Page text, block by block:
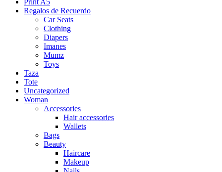
Regalos de Recuerdo
Car Seats
Clothing
Diapers
Imanes
Mumz
Toys
Taza
Tote
Uncategorized
Woman
Accessories
Hair accessories
Wallets
Bags
Beauty
Haircare
Makeup